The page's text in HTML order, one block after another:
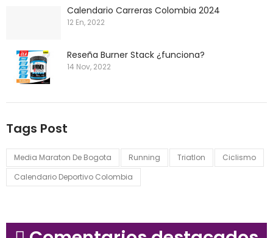
Calendario Carreras Colombia 2024
12 En, 2022
Reseña Burner Stack ¿funciona?
14 Nov, 2022
Tags Post
Media Maraton De Bogota Running Triatlon
Ciclismo
Calendario Deportivo Colombia